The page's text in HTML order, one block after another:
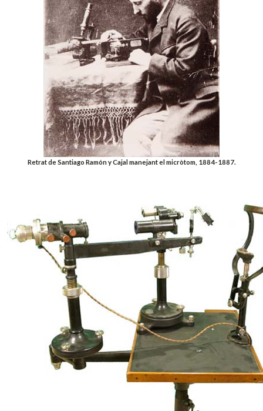
Retrat de Santiago Ramón y Cajal manejant el micròtom, 1884-1887.